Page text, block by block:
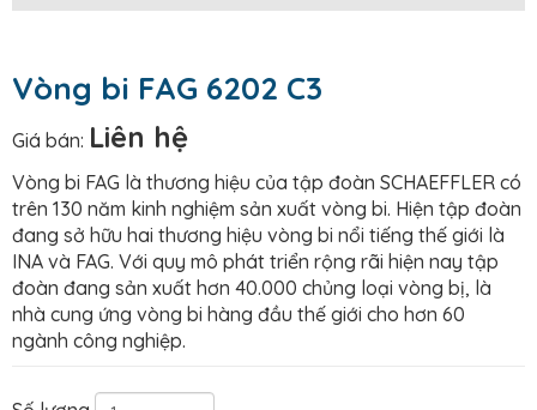
Vòng bi FAG 6202 C3
Giá bán: Liên hệ
Vòng bi FAG là thương hiệu của tập đoàn SCHAEFFLER có
trên 130 năm kinh nghiệm sản xuất vòng bi. Hiện tập đoàn
đang sở hữu hai thương hiệu vòng bi nổi tiếng thế giới là
INA và FAG. Với quy mô phát triển rộng rãi hiện nay tập
đoàn đang sản xuất hơn 40.000 chủng loại vòng bị, là
nhà cung ứng vòng bi hàng đầu thế giới cho hơn 60
ngành công nghiệp.